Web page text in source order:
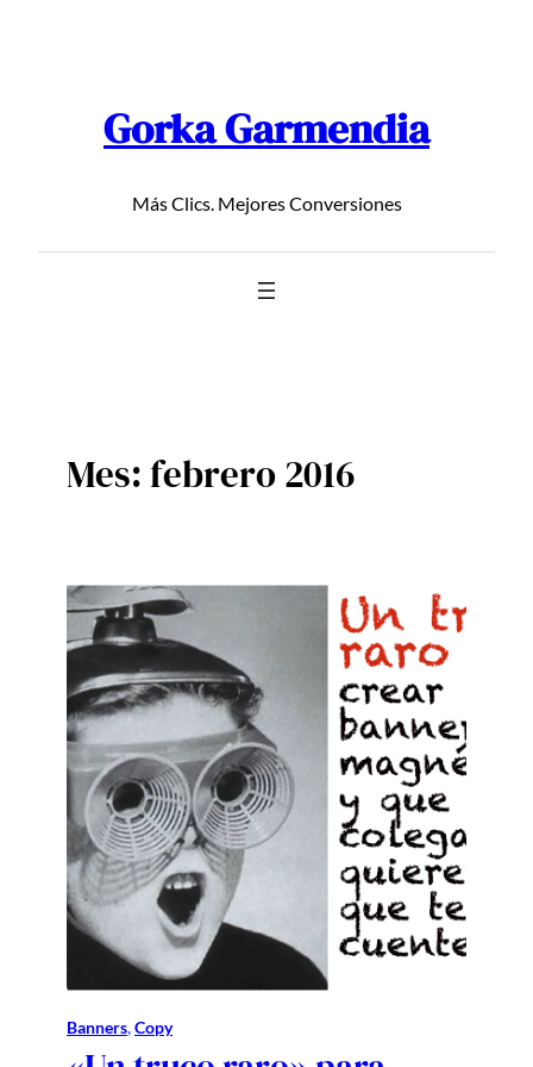
Gorka Garmendia
Más Clics. Mejores Conversiones
Mes:febrero 2016
Banners, Copy